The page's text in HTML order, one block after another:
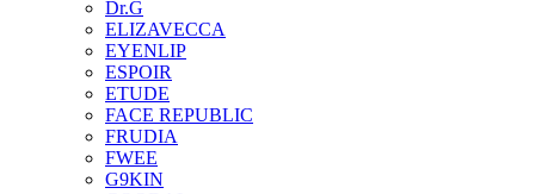
Dr.G
ELIZAVECCA
EYENLIP
ESPOIR
ETUDE
FACE REPUBLIC
FRUDIA
FWEE
G9KIN